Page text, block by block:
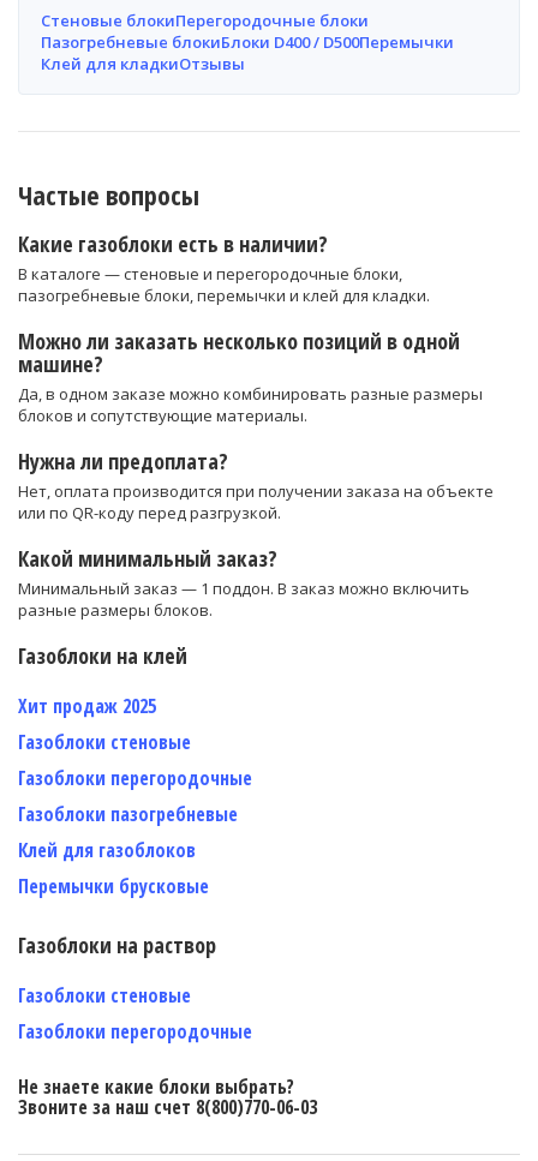
Стеновые блокиПерегородочные блоки
Пазогребневые блокиБлоки D400 / D500Перемычки
Клей для кладкиОтзывы
Частые вопросы
Какие газоблоки есть в наличии?
В каталоге — стеновые и перегородочные блоки,
пазогребневые блоки, перемычки и клей для кладки.
Можно ли заказать несколько позиций в одной
машине?
Да, в одном заказе можно комбинировать разные размеры
блоков и сопутствующие материалы.
Нужна ли предоплата?
Нет, оплата производится при получении заказа на объекте
или по QR-коду перед разгрузкой.
Какой минимальный заказ?
Минимальный заказ — 1 поддон. В заказ можно включить
разные размеры блоков.
Газоблоки на клей
Хит продаж 2025
Газоблоки стеновые
Газоблоки перегородочные
Газоблоки пазогребневые
Клей для газоблоков
Перемычки брусковые
Газоблоки на раствор
Газоблоки стеновые
Газоблоки перегородочные
Не знаете какие блоки выбрать?
Звоните за наш счет 8(800)770-06-03